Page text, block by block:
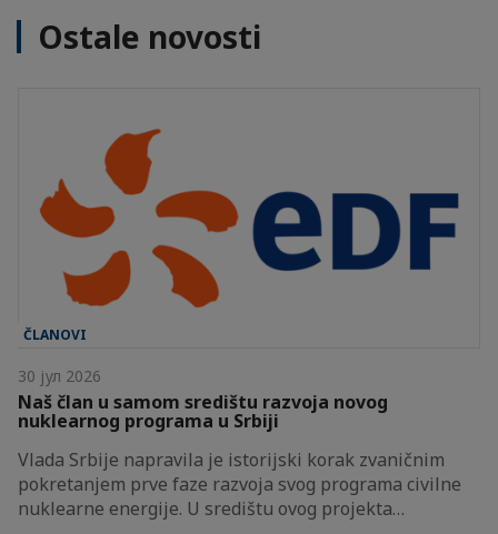
Ostale novosti
ČLANOVI
30 јул 2026
Naš član u samom središtu razvoja novog
nuklearnog programa u Srbiji
Vlada Srbije napravila je istorijski korak zvaničnim
pokretanjem prve faze razvoja svog programa civilne
nuklearne energije. U središtu ovog projekta…